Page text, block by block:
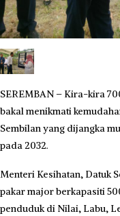
SEREMBAN – Kira-kira
bakal menikmati
Sembilan yang dijangka
pada 2032.
Menteri Kesihatan, Datuk
pakar major berkapasiti
penduduk di Nilai, Labu,